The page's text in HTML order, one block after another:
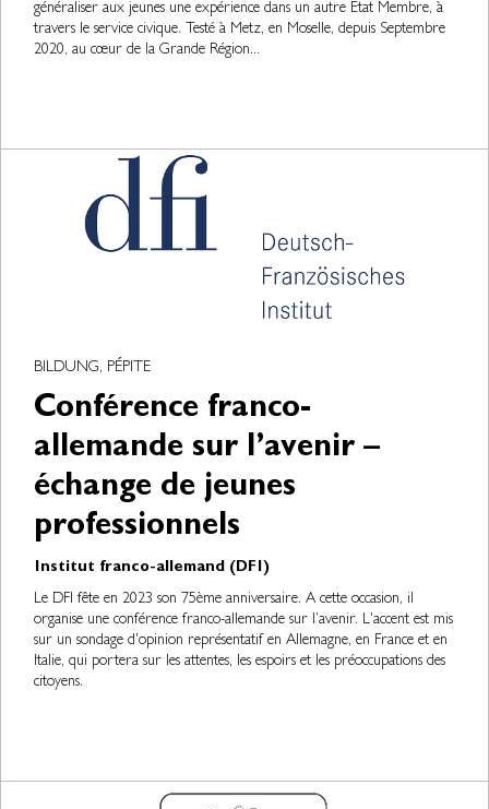
généraliser aux jeunes une expérience dans un autre Etat Membre, à
travers le service civique. Testé à Metz, en Moselle, depuis Septembre
2020, au cœur de la Grande Région...
BILDUNG, PÉPITE
Conférence franco-
allemande sur l’avenir –
échange de jeunes
professionnels
Institut franco-allemand (DFI)
Le DFI fête en 2023 son 75ème anniversaire. A cette occasion, il
organise une conférence franco-allemande sur l’avenir. L'accent est mis
sur un sondage d'opinion représentatif en Allemagne, en France et en
Italie, qui portera sur les attentes, les espoirs et les préoccupations des
citoyens.